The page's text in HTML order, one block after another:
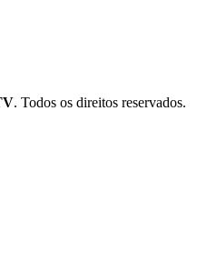
. Todos os direitos reservados.